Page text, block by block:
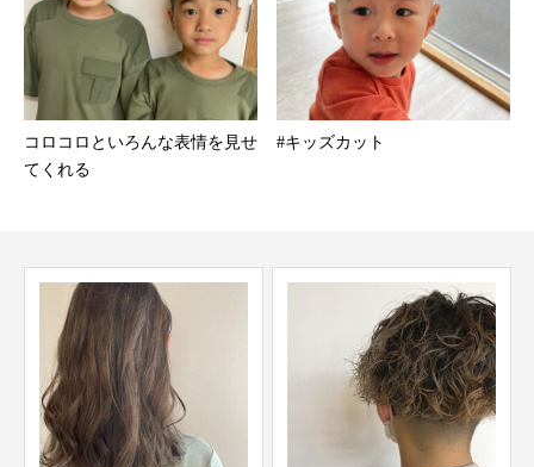
コロコロといろんな表情を見せ
てくれる
#キッズカット